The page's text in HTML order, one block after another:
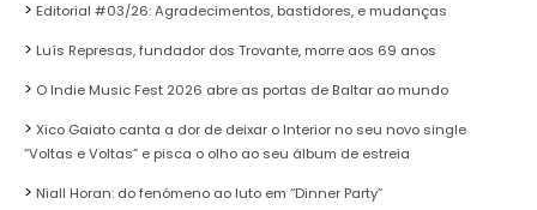
Editorial #03/26: Agradecimentos, bastidores, e mudanças
Luís Represas, fundador dos Trovante, morre aos 69 anos
O Indie Music Fest 2026 abre as portas de Baltar ao mundo
Xico Gaiato canta a dor de deixar o Interior no seu novo single
“Voltas e Voltas” e pisca o olho ao seu álbum de estreia
Niall Horan: do fenómeno ao luto em “Dinner Party”